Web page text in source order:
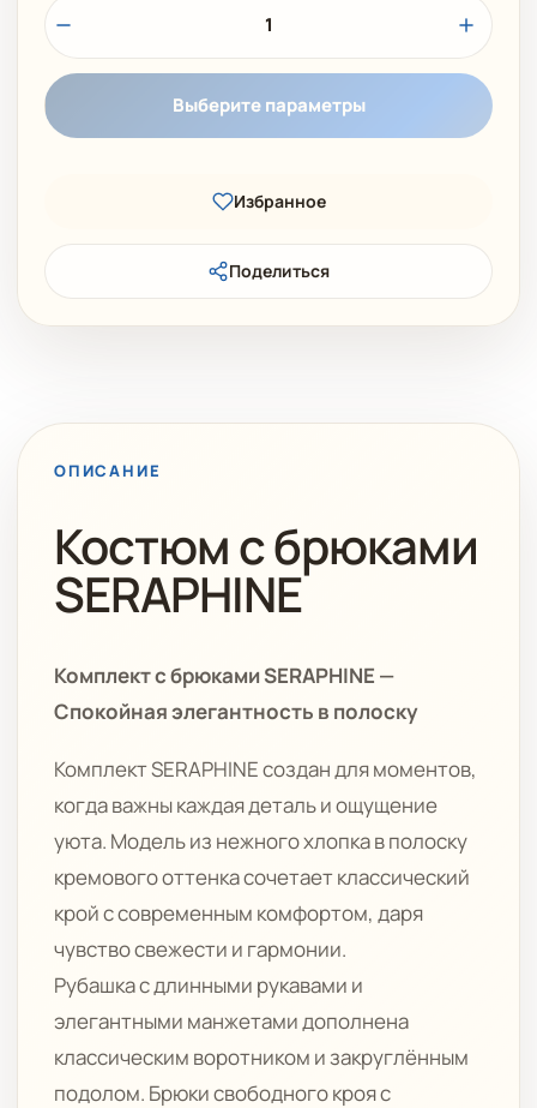
1
Выберите параметры
Избранное
Поделиться
ОПИСАНИЕ
Костюм с брюками
SERAPHINE
Комплект с брюками SERAPHINE —
Спокойная элегантность в полоску
Комплект SERAPHINE создан для моментов,
когда важны каждая деталь и ощущение
уюта. Модель из нежного хлопка в полоску
кремового оттенка сочетает классический
крой с современным комфортом, даря
чувство свежести и гармонии.
Рубашка с длинными рукавами и
элегантными манжетами дополнена
классическим воротником и закруглённым
подолом. Брюки свободного кроя с